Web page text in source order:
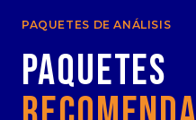
PAQUETES DE ANÁLISIS
Paquetes